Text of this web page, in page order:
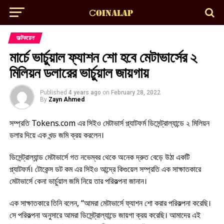
অল্টকয়েন
মার্চে ভার্চুয়াল ফ্যাশন শো হবে মেটাভার্সের ২
মিলিয়ন ডলারের ভার্চুয়াল জায়গায়
Published 4 years ago on February 28, 2022
By Zayn Ahmed
সম্প্রতি Tokens.com এর সিইও মেটাভার্স প্ল্যাটফর্ম ডিসেন্ট্রাল্যান্ডে ২ মিলিয়ন
ডলার দিয়ে এক খন্ড জমি ক্রয় করলেন।
ডিসেন্ট্রাল্যান্ড মেটাভার্সে গত নভেম্বর থেকে অনেক দ্রুত বেড়ে উঠা একটি
প্ল্যাটফর্ম। টোকেন্স ডট কম এর সিইও আন্দ্রে কিগুয়েল সম্প্রতি এক সাক্ষাতকারে
মেটাভার্সে কেনা ভার্চুয়াল জমি নিয়ে তার পরিকল্পনা জানান।
এক সাক্ষাতকারে তিনি বলেন, “আমরা মেটাভার্সে ফ্যাশন শো করার পরিকল্পনা করেছি।
সে পরিকল্পনা অনুসারে আমরা ডিসেন্ট্রাল্যান্ডে জায়গা ক্রয় করেছি। আমাদের এই